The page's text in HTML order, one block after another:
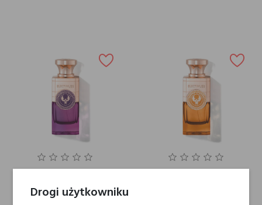
2 000,00 zł
Drogi użytkowniku